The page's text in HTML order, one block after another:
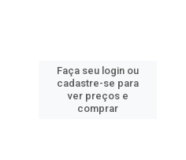
Faça seu login ou
cadastre-se para
ver preços e
comprar